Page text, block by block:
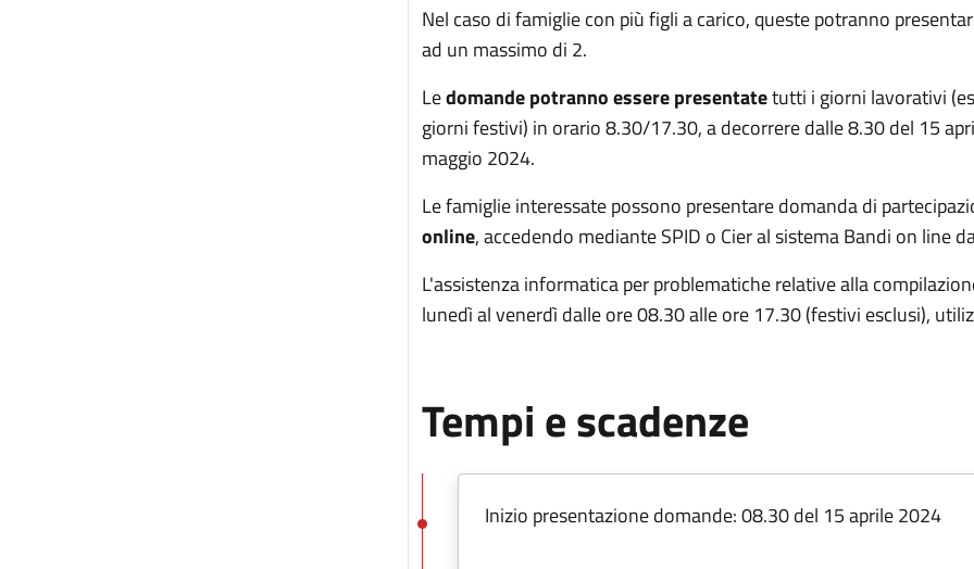
Nel caso di famiglie con più figli a carico, queste potranno
ad un massimo di 2.
Ledomande potranno essere presentatetutti i giorni lavorativi
giorni festivi) in orario 8.30/17.30, a decorrere dalle 8.30 del 15
maggio 2024.
Le famiglie interessate possono presentare domanda di
online, accedendo mediante SPID o Cier al sistema Bandi on line
L'assistenza informatica per problematiche relative alla
lunedì al venerdì dalle ore 08.30 alle ore 17.30 (festivi esclusi),
Tempi e scadenze
Inizio presentazione domande: 08.30 del 15 aprile 2024